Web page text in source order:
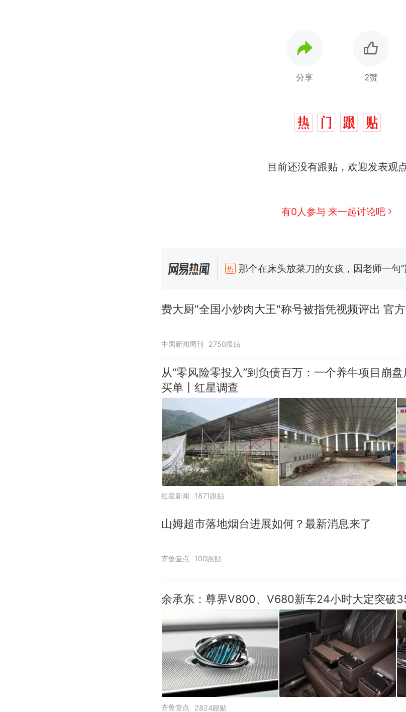
分享 2赞
目前还没有跟贴，欢迎发表观
有0人参与 来一起讨论吧
新 制裁瓜子饺子，美国怕什么？
男子上山采菌偶然发现鸡枞菌窝，原地守1
美国渔民钓获鲨鱼徒手将其拽回大海 目击
参考消息）
那个在床头放菜刀的女孩，因老师一句
费大厨"全国小炒肉大王"称号被指凭视频评出 官
中国新闻周刊 2750跟贴
从“零风险零投入”到负债百万：一个养牛项目崩
买单丨红星调查
红星新闻 1871跟贴
山姆超市落地烟台进展如何？最新消息来了
齐鲁壹点 100跟贴
余承东：尊界V800、V680新车24小时大定突破
齐鲁壹点 2824跟贴